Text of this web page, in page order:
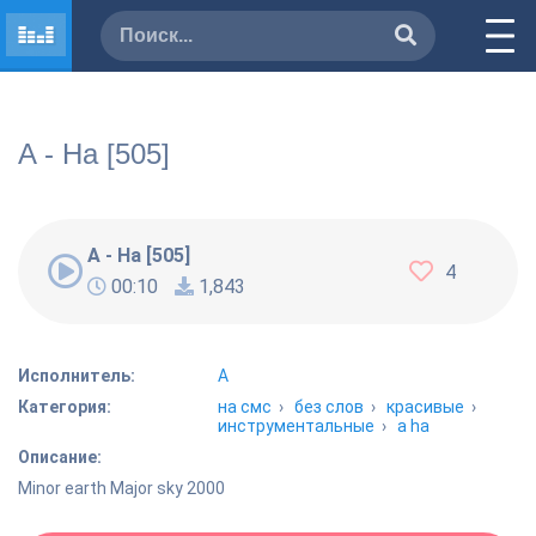
A - Ha [505]
A - Ha [505]
00:10
1,843
4
Исполнитель:
A
Категория:
на смс ›без слов ›красивые ›
инструментальные ›a ha
Описание:
Minor earth Major sky 2000